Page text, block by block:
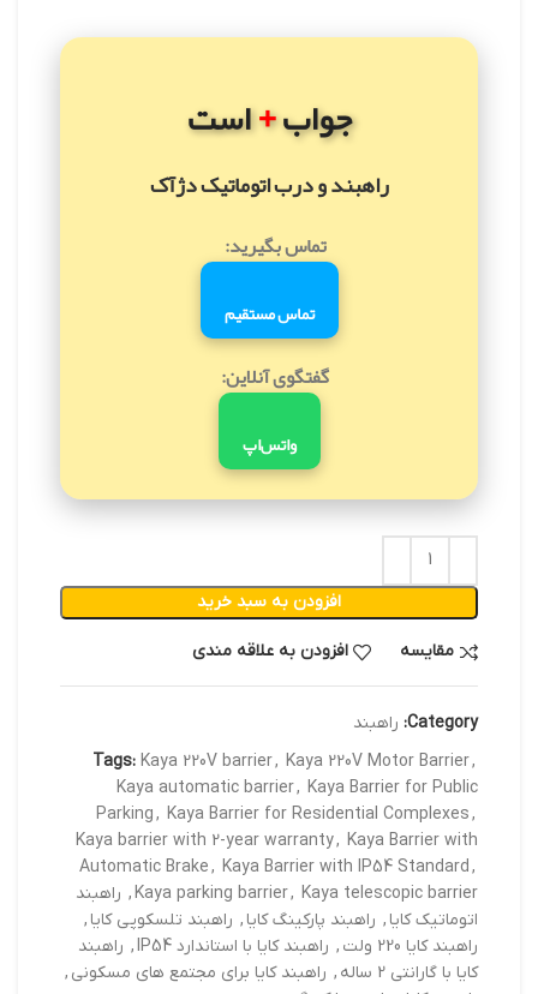
جواب+است
راهبند و درب اتوماتیک دژآک
تماس بگیرید:
تماس مستقیم
گفتگوی آنلاین:
واتس‌اپ
افزودن به سبد خرید
مقایسه افزودن به علاقه مندی
Category: راهبند
Tags: Kaya 220V barrier, Kaya 220V Motor Barrier,
Kaya automatic barrier, Kaya Barrier for Public
Parking, Kaya Barrier for Residential Complexes,
Kaya barrier with 2-year warranty, Kaya Barrier with
Automatic Brake, Kaya Barrier with IP54 Standard,
Kaya parking barrier, Kaya telescopic barrier
, راهبند
اتوماتیک کایا , راهبند پارکینگ کایا , راهبند تلسکوپی کایا ,
راهبند کایا 220 ولت
, راهبند کایا با استاندارد IP54 , راهبند
کایا با گارانتی 2 ساله
, راهبند کایا برای مجتمع های مسکونی ,